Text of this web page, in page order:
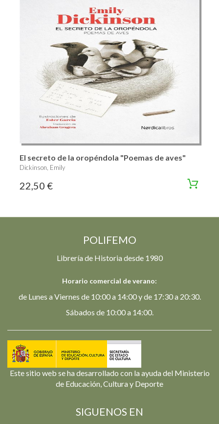
El secreto de la oropéndola "Poemas de aves"
Dickinson, Emily
22,50 €
POLIFEMO
Librería de Historia desde 1980
Horario comercial de verano:
de Lunes a Viernes de 10:00 a 14:00 y de 17:30 a 20:30.
Sábados de 10:00 a 14:00.
Este sitio web se ha desarrollado con la ayuda del Ministerio
de Educación, Cultura y Deporte
SIGUENOS EN